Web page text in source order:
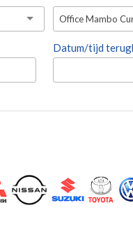
Office Mambo
Datum/tijd